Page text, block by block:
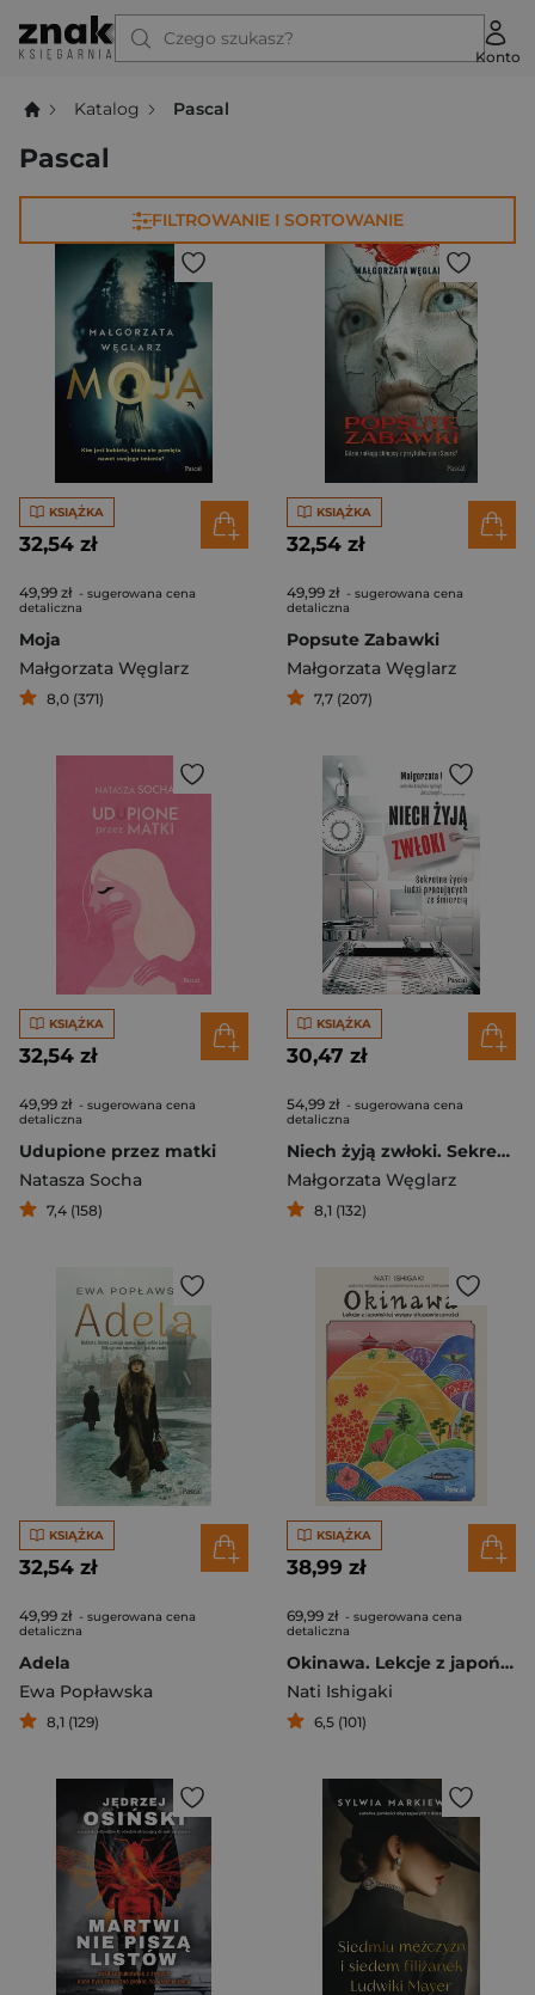
Czego szukasz?
Konto
Katalog Pascal
Pascal
FILTROWANIE I SORTOWANIE
KSIĄŻKA
32,54 zł
49,99 zł - sugerowana cena
detaliczna
Moja
Małgorzata Węglarz
8,0 (371)
KSIĄŻKA
32,54 zł
49,99 zł - sugerowana cena
detaliczna
Popsute Zabawki
Małgorzata Węglarz
7,7 (207)
KSIĄŻKA
32,54 zł
49,99 zł - sugerowana cena
detaliczna
Udupione przez matki
Natasza Socha
7,4 (158)
KSIĄŻKA
30,47 zł
54,99 zł - sugerowana cena
detaliczna
Niech żyją zwłoki. Sekretne życie ludzi pracujących ze śmiercią
Małgorzata Węglarz
8,1 (132)
KSIĄŻKA
32,54 zł
49,99 zł - sugerowana cena
detaliczna
Adela
Ewa Popławska
8,1 (129)
KSIĄŻKA
38,99 zł
69,99 zł - sugerowana cena
detaliczna
Okinawa. Lekcje z japońskiej wyspy długowieczności
Nati Ishigaki
6,5 (101)